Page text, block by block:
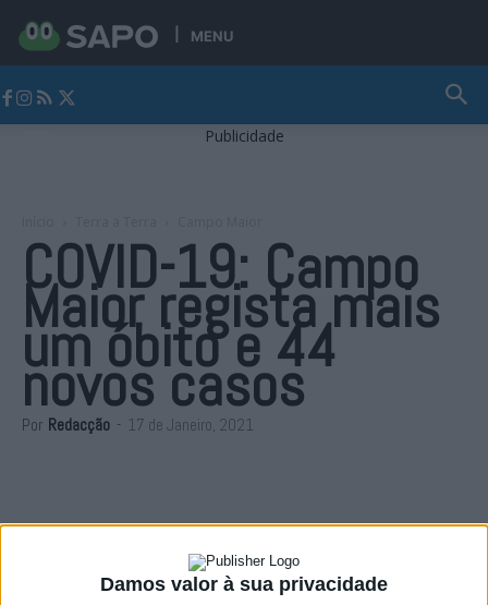
Damos valor à sua privacidade
MENU
Publicidade
COVID-19: Campo
Maior regista mais
um óbito e 44
novos casos
Por Redacção - 17 de Janeiro, 2021